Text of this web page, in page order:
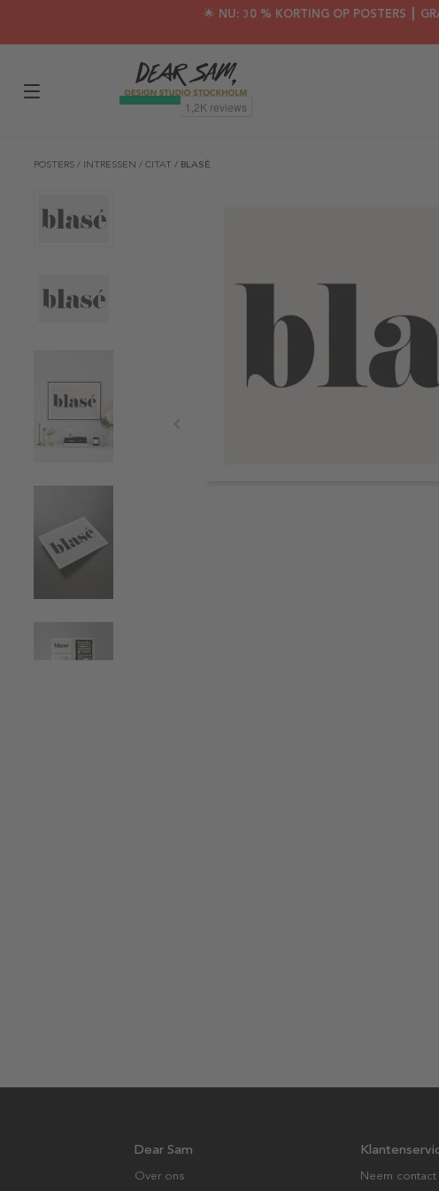
🌟 NU: 30 % KORTING OP POSTERS ┃
POSTERS / INTRESSEN / CITAT / BLASÉ
Dear Sam
Over ons Neem